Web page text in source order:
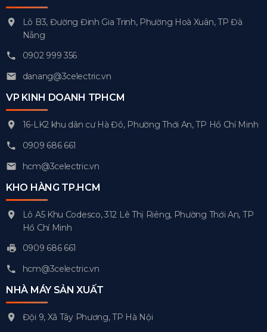
Lô B3, Đường Đinh Gia Trinh, Phường Hoà Xuân, TP Đà
Nẵng
0902 999 356
danang@3celectric.vn
VP KINH DOANH TPHCM
16-LK2 khu dân cư Hà Đô, Phường Thới An, TP Hồ Chí Minh
0909 686 661
hcm@3celectric.vn
KHO HÀNG TP.HCM
Lô A5 Khu Codesco, 312 Lê Thị Riêng, Phường Thới An, TP
Hồ Chí Minh
0909 686 661
hcm@3celectric.vn
NHÀ MÁY SẢN XUẤT
Đội 9, Xã Tây Phương, TP Hà Nội